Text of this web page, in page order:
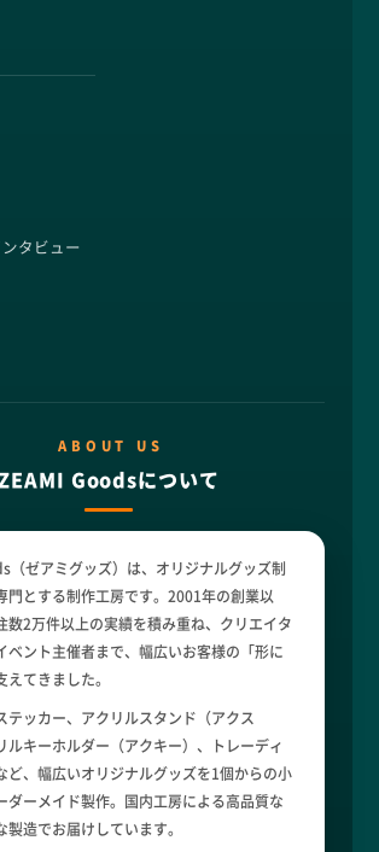
タビュー
ABOUT US
Goodsについて
（ゼアミグッズ）は、オリジナルグッズ制
門とする制作工房です。2001年の創業以
数2万件以上の実績を積み重ね、クリエイタ
ベント主催者まで、幅広いお客様の「形に
えてきました。
テッカー、アクリルスタンド（アクス
ルキーホルダー（アクキー）、トレーディ
ど、幅広いオリジナルグッズを1個からの小
ダーメイド製作。国内工房による高品質な
製造でお届けしています。